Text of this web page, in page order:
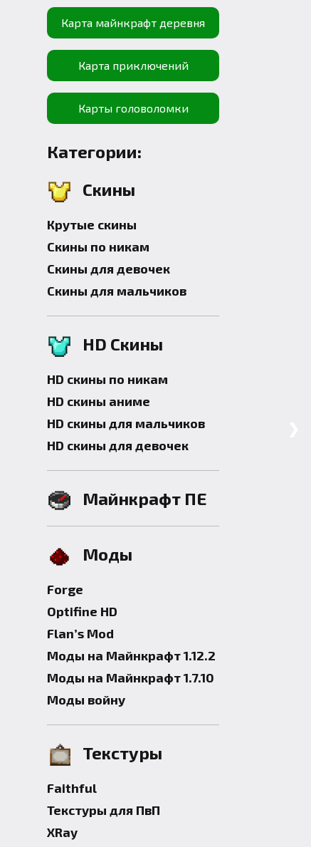
Карта майнкрафт деревня
Карта приключений
Карты головоломки
Категории:
Скины
Крутые скины
Скины по никам
Скины для девочек
Скины для мальчиков
HD Скины
HD скины по никам
HD скины аниме
HD скины для мальчиков
HD скины для девочек
Майнкрафт ПЕ
Моды
Forge
Optifine HD
Flan’s Mod
Моды на Майнкрафт 1.12.2
Моды на Майнкрафт 1.7.10
Моды войну
Текстуры
Faithful
Текстуры для ПвП
XRay